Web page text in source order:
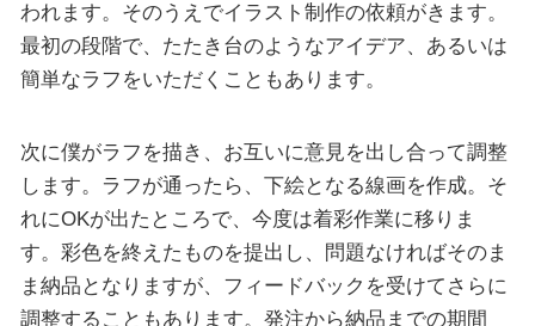
われます。そのうえでイラスト制作の依頼がきます。
最初の段階で、たたき台のようなアイデア、あるいは
簡単なラフをいただくこともあります。
次に僕がラフを描き、お互いに意見を出し合って調整
します。ラフが通ったら、下絵となる線画を作成。そ
れにOKが出たところで、今度は着彩作業に移りま
す。彩色を終えたものを提出し、問題なければそのま
ま納品となりますが、フィードバックを受けてさらに
調整することもあります。発注から納品までの期間